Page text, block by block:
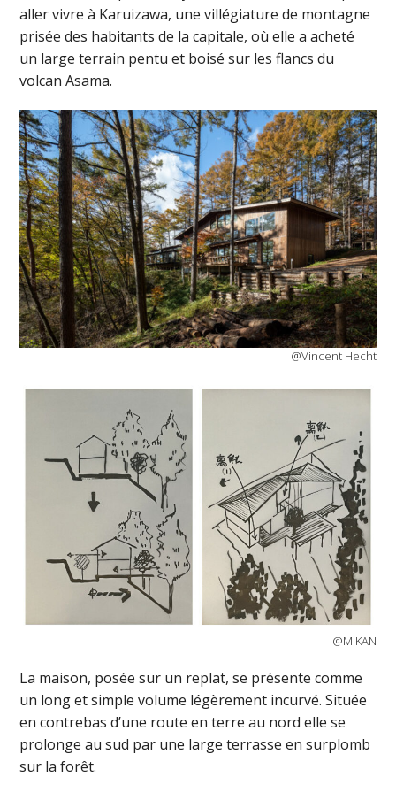
aller vivre à Karuizawa, une villégiature de montagne
prisée des habitants de la capitale, où elle a acheté
un large terrain pentu et boisé sur les flancs du
volcan Asama.
@Vincent Hecht
@MIKAN
La maison, posée sur un replat, se présente comme
un long et simple volume légèrement incurvé. Située
en contrebas d’une route en terre au nord elle se
prolonge au sud par une large terrasse en surplomb
sur la forêt.